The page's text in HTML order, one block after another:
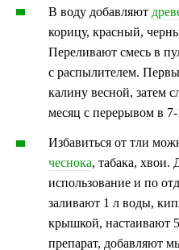
В воду добавляют
корицу, красный,
Переливают смесь в
с распылителем.
калину весной, затем
месяц с перерывом в
Избавиться от тли
чеснока, табака, хвои.
использование и по
заливают 1 л воды,
крышкой, настаивают
препарат, добавляют